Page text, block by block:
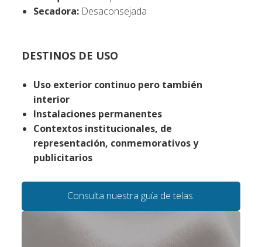
Secadora: Desaconsejada
DESTINOS DE USO
Uso exterior continuo pero también
interior
Instalaciones permanentes
Contextos institucionales, de
representación, conmemorativos y
publicitarios
Consulta nuestra guía de telas.